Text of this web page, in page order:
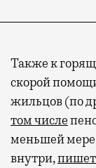
Также к
скорой
жильцов (по
том числе
меньшей мере
внутри,пишет